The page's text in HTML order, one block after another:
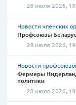
28 июля 2026,
Новости членских
Профсоюзы
28 июля 2026,
Новости
Фермеры
политики
28 июля 2026,